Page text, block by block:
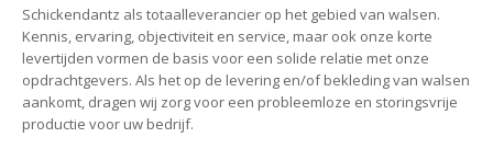
Schickendantz als totaalleverancier op het gebied van walsen.
Kennis, ervaring, objectiviteit en service, maar ook onze korte
levertijden vormen de basis voor een solide relatie met onze
opdrachtgevers. Als het op de levering en/of bekleding van walsen
aankomt, dragen wij zorg voor een probleemloze en storingsvrije
productie voor uw bedrijf.